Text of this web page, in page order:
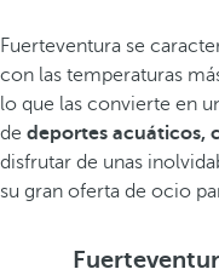
Fuerteventura se
con las temperaturas
lo que las convierte en
de deportes acuáticos,
disfrutar de unas
su gran oferta de ocio